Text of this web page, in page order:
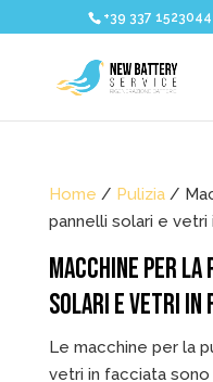
+39 337 1523044
Home / Pulizia/
pannelli solari e vetri
MACCHINE PER LA
SOLARI E VETRI IN
Le macchine per la
vetri in facciata